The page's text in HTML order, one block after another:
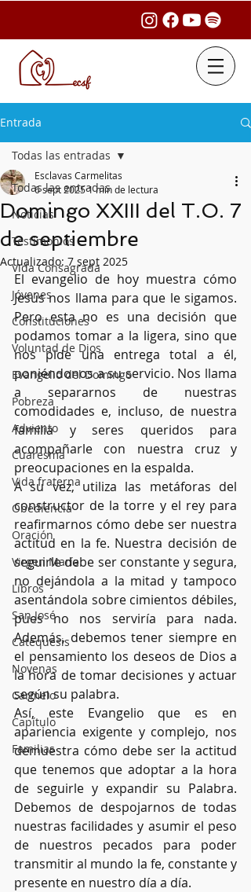
Entrada
Todas las entradas
Noticias
Testimonios
Vida Consagrada
Jóvenes
Constituciones
Voluntad de Dios
Evangelio del Domingo
Pobreza
Adviento
Cuaresma
Vida fraterna
Obediencia
Oración
Virgen María
Libros
San José
Catequesis
Novenas
Carmelo
Capítulo
Familias
Todas las entradas
Domingo XXIII del T.O. 7
de septiembre
Esclavas Carmelitas
6 sept 20251 min de lectura
Actualizado: 7 sept 2025
El evangelio de hoy muestra cómo
Jesús nos llama para que le sigamos.
Pero esta no es una decisión que
podamos tomar a la ligera, sino que
nos pide una entrega total a él,
poniéndonos a su servicio. Nos llama
a separarnos de nuestras
comodidades e, incluso, de nuestra
familia y seres queridos para
acompañarle con nuestra cruz y
preocupaciones en la espalda.
A su vez, utiliza las metáforas del
constructor de la torre y el rey para
reafirmarnos cómo debe ser nuestra
actitud en la fe. Nuestra decisión de
seguirle debe ser constante y segura,
no dejándola a la mitad y tampoco
asentándola sobre cimientos débiles,
pues no nos serviría para nada.
Además, debemos tener siempre en
el pensamiento los deseos de Dios a
la hora de tomar decisiones y actuar
según su palabra.
Así, este Evangelio que es en
apariencia exigente y complejo, nos
demuestra cómo debe ser la actitud
que tenemos que adoptar a la hora
de seguirle y expandir su Palabra.
Debemos de despojarnos de todas
nuestras facilidades y asumir el peso
de nuestros pecados para poder
transmitir al mundo la fe, constante y
presente en nuestro día a día.